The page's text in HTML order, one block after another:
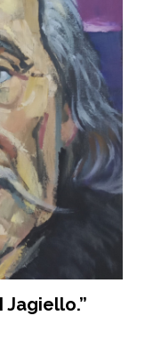
Jagiello.”